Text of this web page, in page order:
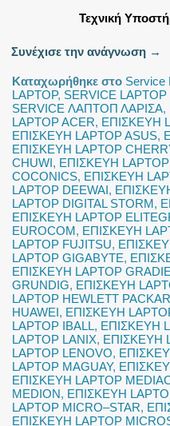
Τεχνική
Συνέχισε την ανάγνωση →
Καταχωρήθηκε στο Service
LAPTOP, SERVICE
SERVICE ΛΑΠΤΟΠ ΛΑΡΙΣΑ,
LAPTOP ACER, ΕΠΙΣΚΕΥΗ
ΕΠΙΣΚΕΥΗ LAPTOP ASUS,
ΕΠΙΣΚΕΥΗ LAPTOP
CHUWI, ΕΠΙΣΚΕΥΗ
COCONICS, ΕΠΙΣΚΕΥΗ
LAPTOP DEEWAI,
LAPTOP DIGITAL STORM,
ΕΠΙΣΚΕΥΗ LAPTOP
EUROCOM, ΕΠΙΣΚΕΥΗ
LAPTOP FUJITSU,
LAPTOP GIGABYTE,
ΕΠΙΣΚΕΥΗ LAPTOP
GRUNDIG, ΕΠΙΣΚΕΥΗ
LAPTOP HEWLETT
HUAWEI, ΕΠΙΣΚΕΥΗ
LAPTOP IBALL, ΕΠΙΣΚΕΥΗ
LAPTOP LANIX, ΕΠΙΣΚΕΥΗ
LAPTOP LENOVO,
LAPTOP MAGUAY,
ΕΠΙΣΚΕΥΗ LAPTOP
MEDION, ΕΠΙΣΚΕΥΗ
LAPTOP MICRO–STAR,
ΕΠΙΣΚΕΥΗ LAPTOP